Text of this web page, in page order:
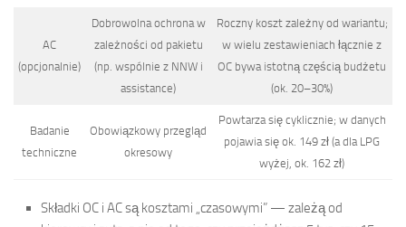
AC
(opcjonalnie)
Dobrowolna ochrona w
zależności od pakietu
(np. wspólnie z NNW i
assistance)
Roczny koszt zależny od wariantu;
w wielu zestawieniach łącznie z
OC bywa istotną częścią budżetu
(ok. 20–30%)
Badanie
techniczne
Obowiązkowy przegląd
okresowy
Powtarza się cyklicznie; w danych
pojawia się ok. 149 zł (a dla LPG
wyżej, ok. 162 zł)
Składki OC i AC są kosztami „czasowymi” — zależą od